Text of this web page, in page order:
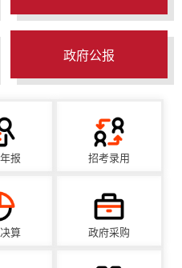
政府公报
报 招考录用
算 政府采购